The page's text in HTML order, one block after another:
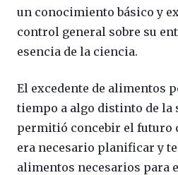
un conocimiento básico y
control general sobre su
esencia de la ciencia.
El excedente de alimentos
tiempo a algo distinto de la
permitió concebir el futuro
era necesario planificar y
alimentos necesarios para